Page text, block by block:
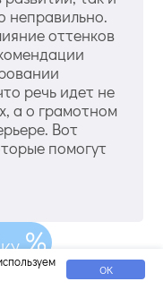
неправильно.
оттенков
речь идет не
а о грамотном
Вот
помогут
ОК